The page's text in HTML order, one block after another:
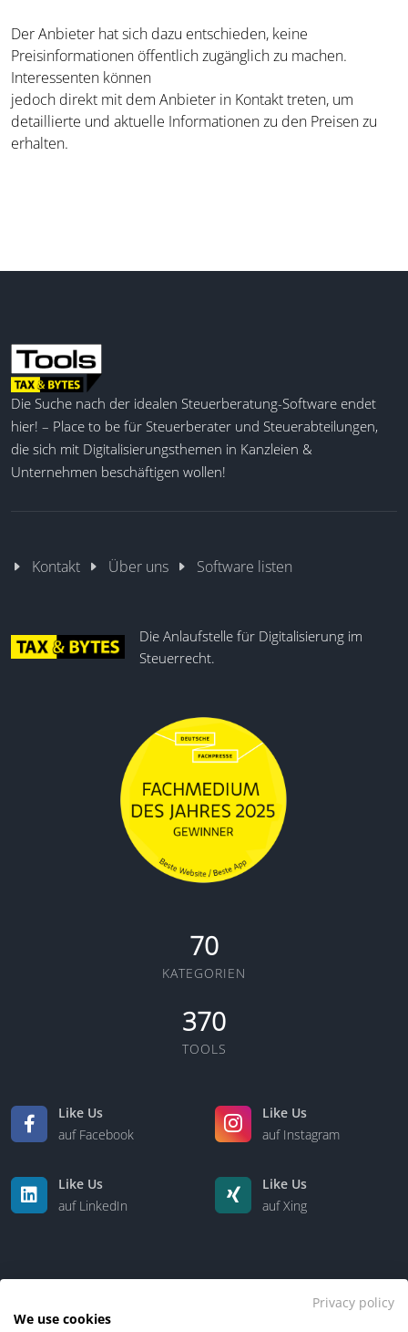
Der Anbieter hat sich dazu entschieden, keine
Preisinformationen öffentlich zugänglich zu machen.
Interessenten können
jedoch direkt mit dem Anbieter in Kontakt treten, um
detaillierte und aktuelle Informationen zu den Preisen zu
erhalten.
Die Suche nach der idealen Steuerberatung-Software endet
hier! – Place to be für Steuerberater und Steuerabteilungen,
die sich mit Digitalisierungsthemen in Kanzleien &
Unternehmen beschäftigen wollen!
Kontakt Über uns Software listen
Die Anlaufstelle für Digitalisierung im
Steuerrecht.
70
KATEGORIEN
370
TOOLS
Like Us
auf Facebook
Like Us
auf Instagram
Like Us
auf LinkedIn
Like Us
auf Xing
Privacy policy
We use cookies